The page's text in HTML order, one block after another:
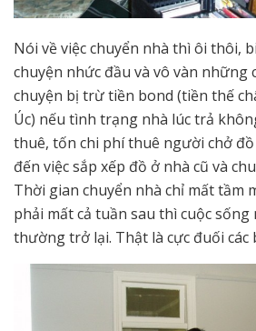
Nói về việc chuyển nhà thì ôi thôi,
chuyện nhức đầu và vô vàn những
chuyện bị trừ tiền bond (tiền thế
Úc) nếu tình trạng nhà lúc trả
thuê, tốn chi phí thuê người chở đồ
đến việc sắp xếp đồ ở nhà cũ và
Thời gian chuyển nhà chỉ mất tầm
phải mất cả tuần sau thì cuộc sống
thường trở lại. Thật là cực đuối các